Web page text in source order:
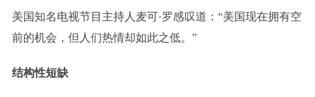
美国知名电视节目主持人麦可·罗感叹道：“美国现在拥有空
前的机会，但人们热情却如此之低。”
结构性短缺